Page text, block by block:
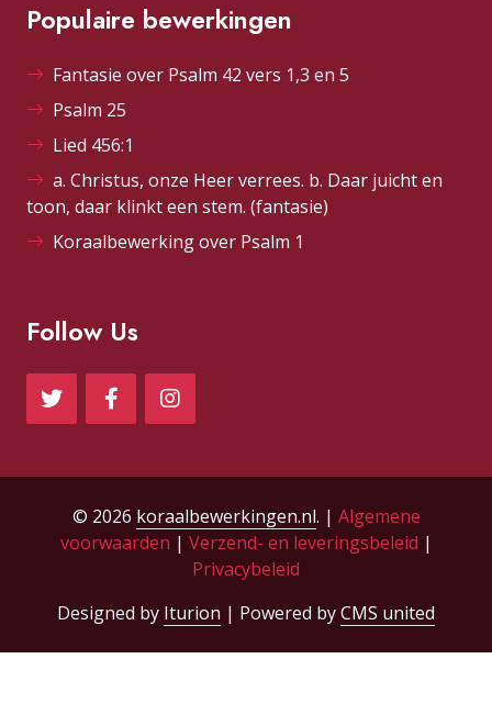
Populaire bewerkingen
Fantasie over Psalm 42 vers 1,3 en 5
Psalm 25
Lied 456:1
a. Christus, onze Heer verrees. b. Daar juicht en
toon, daar klinkt een stem. (fantasie)
Koraalbewerking over Psalm 1
Follow Us
© 2026 koraalbewerkingen.nl. | Algemene
voorwaarden | Verzend- en leveringsbeleid |
Privacybeleid
Designed by Iturion | Powered byCMS united